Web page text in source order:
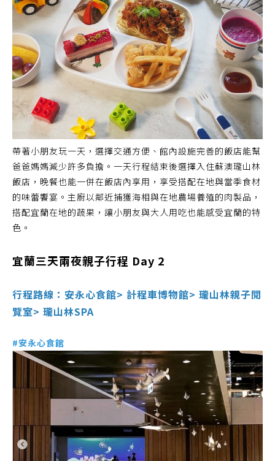
帶著小朋友玩一天，選擇交通方便、館內設施完善的飯店能幫
爸爸媽媽減少許多負擔。一天行程結束後選擇入住蘇澳瓏山林
飯店，晚餐也能一併在飯店內享用，享受搭配在地與當季食材
的味蕾饗宴。主廚以鄰近捕獲海相與在地農場養殖的肉製品，
搭配宜蘭在地的蔬果，讓小朋友與大人用吃也能感受宜蘭的特
色。
宜蘭三天兩夜親子行程 Day 2
行程路線：安永心食館> 計程車博物館> 瓏山林親子閱
覽室> 瓏山林SPA
#安永心食館